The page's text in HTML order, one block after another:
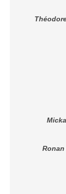
Ronan